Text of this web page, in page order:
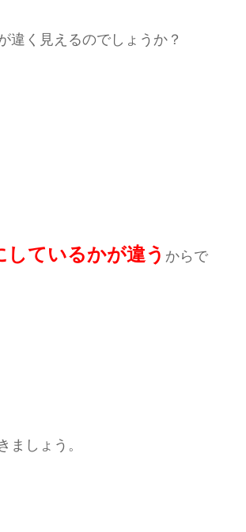
違く見えるのでしょうか？
しているかが違う からで
ましょう。